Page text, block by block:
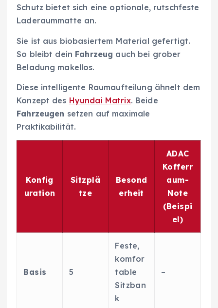
Schutz bietet sich eine optionale, rutschfeste
Laderaummatte an.
Sie ist aus biobasiertem Material gefertigt.
So bleibt dein Fahrzeug auch bei grober
Beladung makellos.
Diese intelligente Raumaufteilung ähnelt dem
Konzept des Hyundai Matrix. Beide
Fahrzeugen setzen auf maximale
Praktikabilität.
Konfig
uration
Sitzplä
tze
Besond
erheit
ADAC
Kofferr
aum-
Note
(Beispi
el)
Basis 5
Feste,
komfor
table
Sitzban
k
–